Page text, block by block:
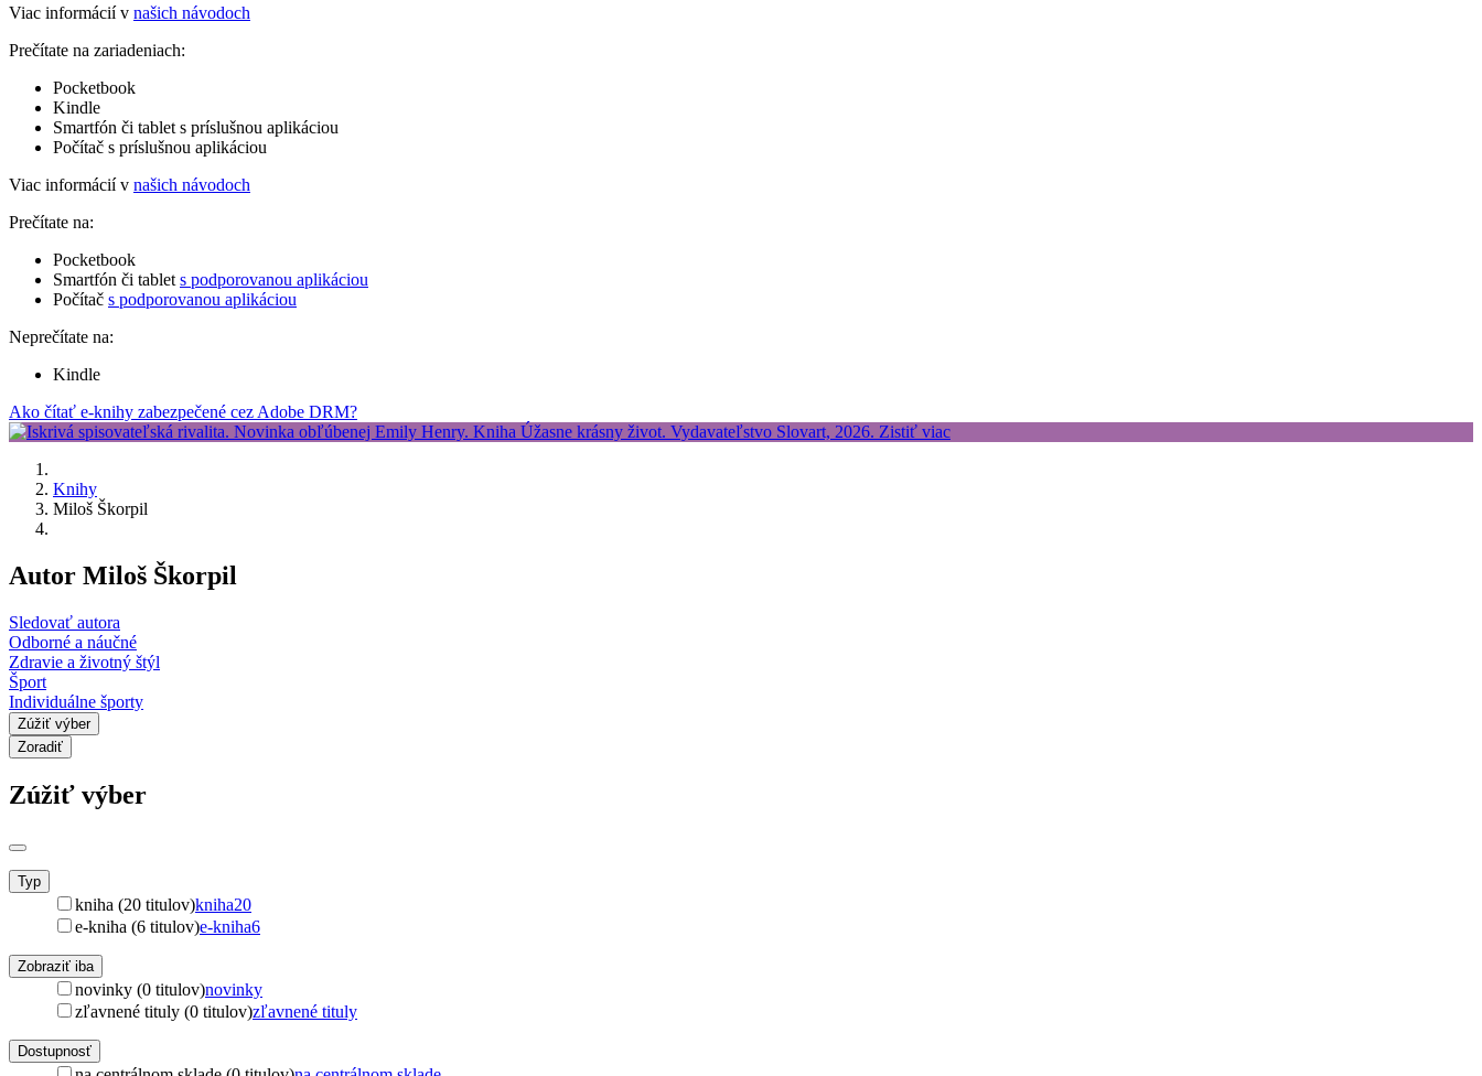
Viac informácií v našich návodoch
Prečítate na zariadeniach:
Pocketbook
Kindle
Smartfón či tablet s príslušnou aplikáciou
Počítač s príslušnou aplikáciou
Viac informácií v našich návodoch
Prečítate na:
Pocketbook
Smartfón či tablet s podporovanou aplikáciou
Počítač s podporovanou aplikáciou
Neprečítate na:
Kindle
Ako čítať e-knihy zabezpečené cez Adobe DRM?
Knihy
Miloš Škorpil
Autor Miloš Škorpil
Sledovať autora
Odborné a náučné
Zdravie a životný štýl
Šport
Individuálne športy
Zúžiť výber
Zoradiť
Zúžiť výber
Typ
kniha (20 titulov)kniha20
e-kniha (6 titulov)e-kniha6
Zobraziť iba
novinky (0 titulov)novinky
zľavnené tituly (0 titulov)zľavnené tituly
Dostupnosť